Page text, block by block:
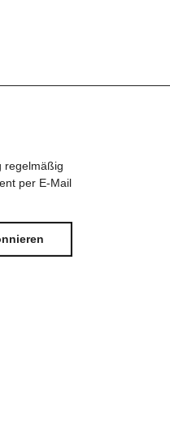
regelmäßig
per E-Mail